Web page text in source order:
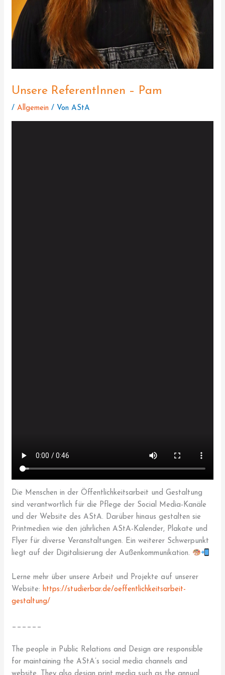
Unsere ReferentInnen – Pam
/Allgemein / VonAStA
Die Menschen in der Öffentlichkeitsarbeit und Gestaltung
sind verantwortlich für die Pflege der Social Media-Kanäle
und der Website des AStA. Darüber hinaus gestalten sie
Printmedien wie den jährlichen AStA-Kalender, Plakate und
Flyer für diverse Veranstaltungen. Ein weiterer Schwerpunkt
liegt auf der Digitalisierung der Außenkommunikation.
Lerne mehr über unsere Arbeit und Projekte auf unserer
Website:https://studierbar.de/oeffentlichkeitsarbeit-
gestaltung/
______
The people in Public Relations and Design are responsible
for maintaining the AStA’s social media channels and